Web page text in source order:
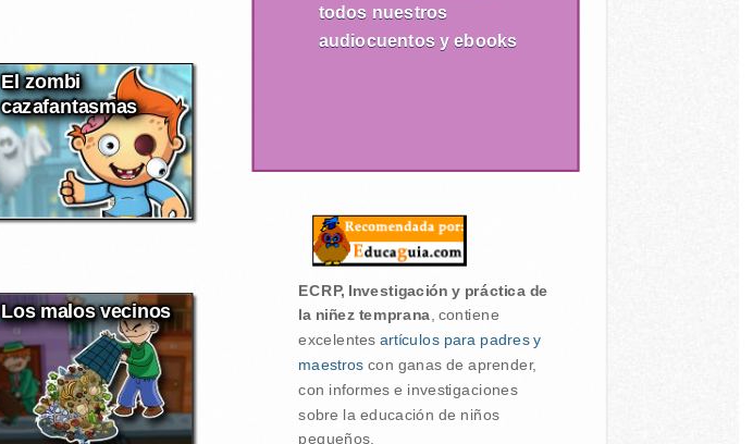
El zombi
cazafantasmas
Los malos vecinos
todos nuestros
audiocuentos y ebooks
ECRP, Investigación y práctica de
la niñez temprana, contiene
excelentes artículos para padres y
maestros con ganas de aprender,
con informes e investigaciones
sobre la educación de niños
pequeños.